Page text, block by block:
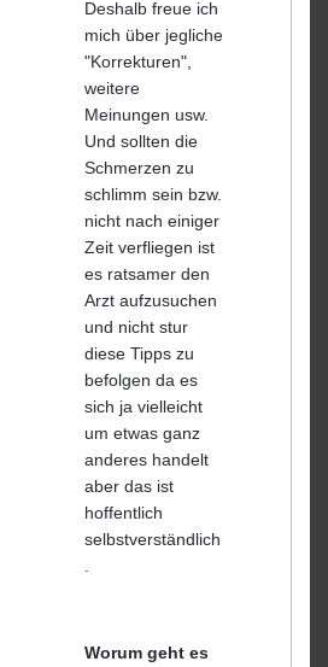
Deshalb freue ich
mich über jegliche
"Korrekturen",
weitere
Meinungen usw.
Und sollten die
Schmerzen zu
schlimm sein bzw.
nicht nach einiger
Zeit verfliegen ist
es ratsamer den
Arzt aufzusuchen
und nicht stur
diese Tipps zu
befolgen da es
sich ja vielleicht
um etwas ganz
anderes handelt
aber das ist
hoffentlich
selbstverständlich
Worum geht es